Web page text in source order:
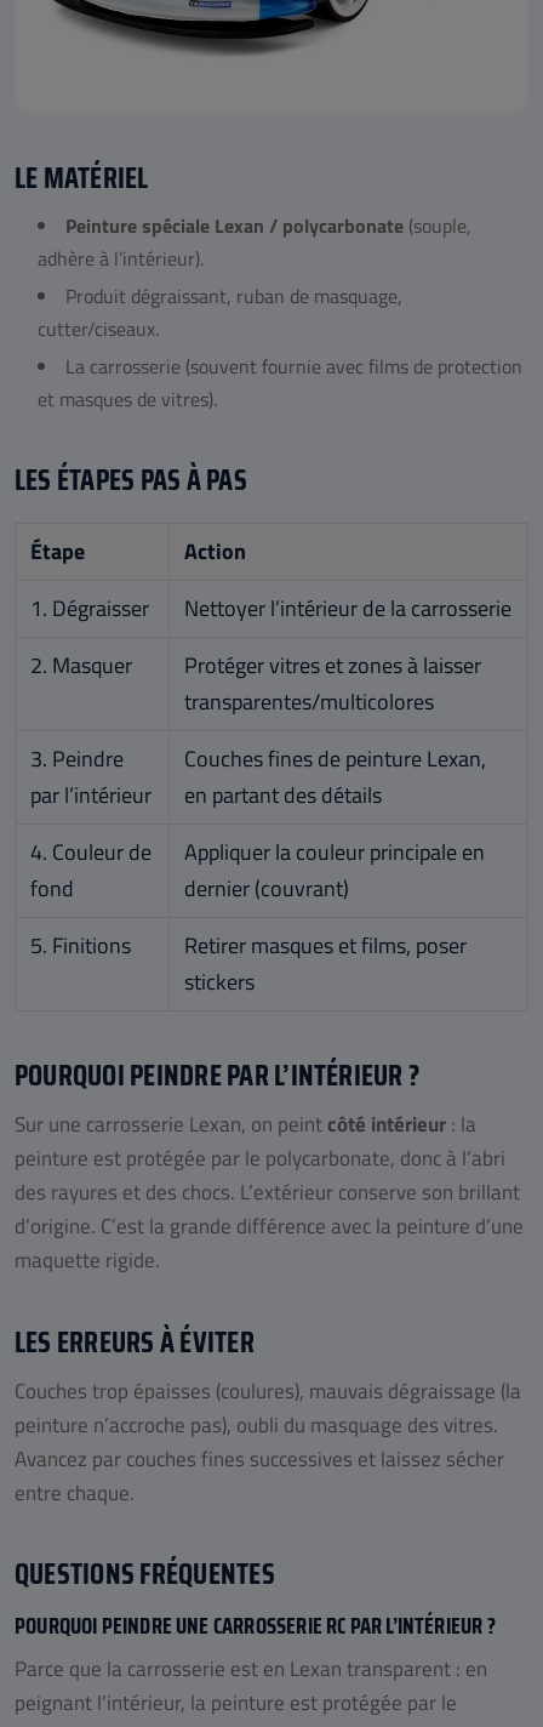
LE MATÉRIEL
Peinture spéciale Lexan / polycarbonate (souple,
adhère à l’intérieur).
Produit dégraissant, ruban de masquage,
cutter/ciseaux.
La carrosserie (souvent fournie avec films de protection
et masques de vitres).
LES ÉTAPES PAS À PAS
Étape
Action
1. Dégraisser
Nettoyer l’intérieur de la carrosserie
2. Masquer
Protéger vitres et zones à laisser
transparentes/multicolores
3. Peindre
par l’intérieur
Couches fines de peinture Lexan,
en partant des détails
4. Couleur de
fond
Appliquer la couleur principale en
dernier (couvrant)
5. Finitions
Retirer masques et films, poser
stickers
POURQUOI PEINDRE PAR L’INTÉRIEUR ?
Sur une carrosserie Lexan, on peintcôté intérieur : la
peinture est protégée par le polycarbonate, donc à l’abri
des rayures et des chocs. L’extérieur conserve son brillant
d’origine. C’est la grande différence avec la peinture d’une
maquette rigide.
LES ERREURS À ÉVITER
Couches trop épaisses (coulures), mauvais dégraissage (la
peinture n’accroche pas), oubli du masquage des vitres.
Avancez par couches fines successives et laissez sécher
entre chaque.
QUESTIONS FRÉQUENTES
POURQUOI PEINDRE UNE CARROSSERIE RC PAR L’INTÉRIEUR ?
Parce que la carrosserie est en Lexan transparent : en
peignant l’intérieur, la peinture est protégée par le